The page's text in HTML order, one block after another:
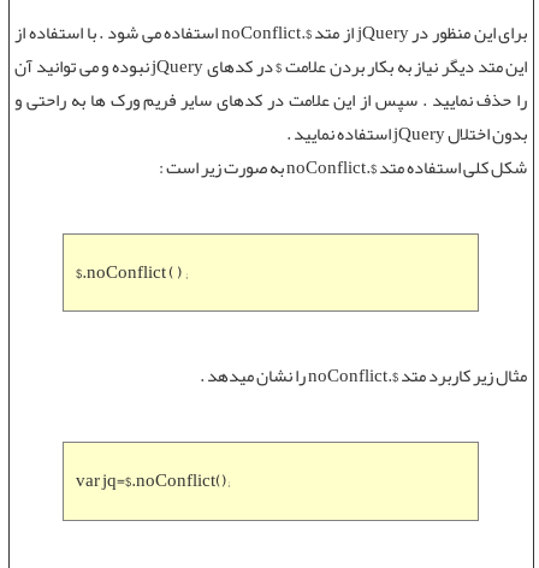
برای این منظور در jQuery از متد $.noConflict
استفاده می شود . با استفاده از
این متد دیگر نیاز به بکار بردن علامت $ درکدهای jQuery
نبوده و می توانید آن
را حذف نمایید . سپس از این علامت در کدهای سایر فریم ورک ها به راحتی و
بدون اختلال jQuery استفاده نمایید .
شکل کلی استفادهمتد $.noConflict به صورت زیر است :
$.noConflict ( ) ;
مثال زیر کاربردمتد $.noConflict را نشان میدهد .
var jq=$.noConflict();